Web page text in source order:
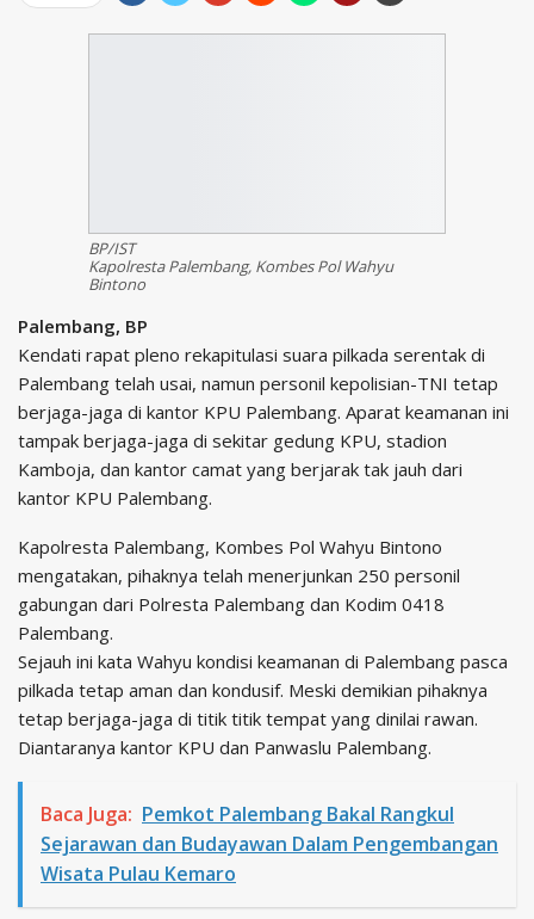
BP/IST
Kapolresta Palembang, Kombes Pol Wahyu
Bintono
Palembang, BP
Kendati rapat pleno rekapitulasi suara pilkada serentak di
Palembang telah usai, namun personil kepolisian-TNI tetap
berjaga-jaga di kantor KPU Palembang. Aparat keamanan ini
tampak berjaga-jaga di sekitar gedung KPU, stadion
Kamboja, dan kantor camat yang berjarak tak jauh dari
kantor KPU Palembang.
Kapolresta Palembang, Kombes Pol Wahyu Bintono
mengatakan, pihaknya telah menerjunkan 250 personil
gabungan dari Polresta Palembang dan Kodim 0418
Palembang.
Sejauh ini kata Wahyu kondisi keamanan di Palembang pasca
pilkada tetap aman dan kondusif. Meski demikian pihaknya
tetap berjaga-jaga di titik titik tempat yang dinilai rawan.
Diantaranya kantor KPU dan Panwaslu Palembang.
Baca Juga: Pemkot Palembang Bakal Rangkul
Sejarawan dan Budayawan Dalam Pengembangan
Wisata Pulau Kemaro